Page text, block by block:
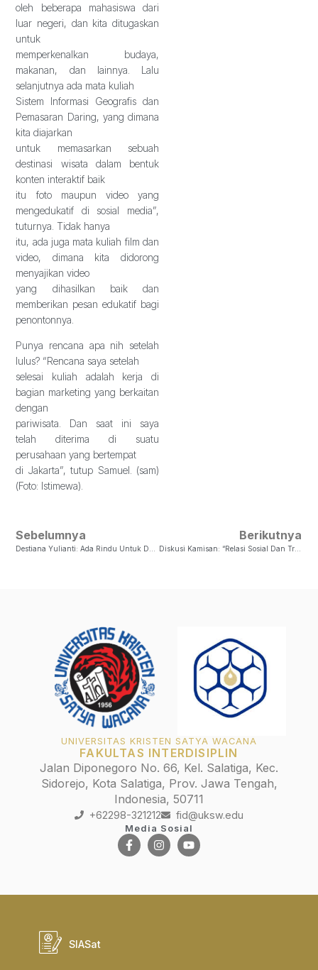
oleh beberapa mahasiswa dari
luar negeri, dan kita ditugaskan
untuk
memperkenalkan budaya,
makanan, dan lainnya. Lalu
selanjutnya ada mata kuliah
Sistem Informasi Geografis dan
Pemasaran Daring, yang dimana
kita diajarkan
untuk memasarkan sebuah
destinasi wisata dalam bentuk
konten interaktif baik
itu foto maupun video yang
mengedukatif di sosial media”,
tuturnya. Tidak hanya
itu, ada juga mata kuliah film dan
video, dimana kita didorong
menyajikan video
yang dihasilkan baik dan
memberikan pesan edukatif bagi
penontonnya.
Punya rencana apa nih setelah
lulus? “Rencana saya setelah
selesai kuliah adalah kerja di
bagian marketing yang berkaitan
dengan
pariwisata. Dan saat ini saya
telah diterima di suatu
perusahaan yang bertempat
di Jakarta”, tutup Samuel. (sam)
(Foto: Istimewa).
Sebelumnya Berikutnya
Diskusi Kamisan: “Relasi Sosial Dan Tradisi Di Lembata NTT”
UNIVERSITAS KRISTEN SATYA WACANA
FAKULTAS INTERDISIPLIN
Jalan Diponegoro No. 66, Kel. Salatiga, Kec.
Sidorejo, Kota Salatiga, Prov. Jawa Tengah,
Indonesia, 50711
+62298-321212 fid@uksw.edu
Media Sosial
SIASat